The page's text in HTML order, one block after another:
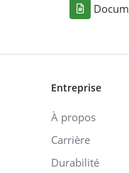
Entreprise
À propos
Carrière
Durabilité